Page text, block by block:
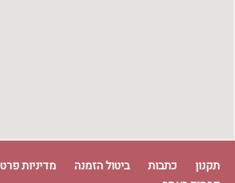
תקנון כתבות ביטול הזמנה מדיניות